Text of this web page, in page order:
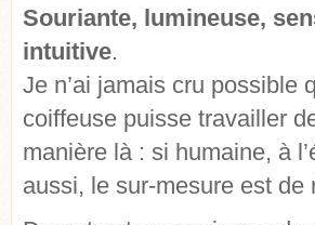
Souriante, lumineuse,
intuitive.
Je n’ai jamais cru possible
coiffeuse puisse travailler
manière là : si humaine, à
aussi, le sur-mesure est de